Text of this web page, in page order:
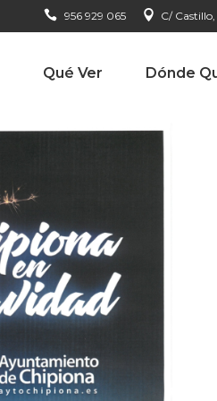
956 929 065 C/ Castillo,
Qué Ver Dónde